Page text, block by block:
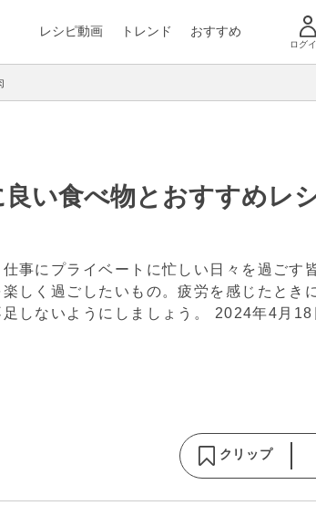
レシピ動画 トレンド おすすめ
ログ
良い食べ物とおすすめレ
事にプライベートに忙しい日々を過ごす
しく過ごしたいもの。疲労を感じたとき
しないようにしましょう。 2024年4月18
クリップ